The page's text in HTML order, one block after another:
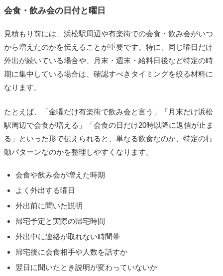
会食・飲み会の日付と曜日
見積もり前には、浜松駅周辺や有楽街での会食・飲み会がいつ
から増えたのかを伝えることが重要です。特に、同じ曜日だけ
外出が続いている場合や、月末・週末・給料日後など特定の時
期に集中している場合は、確認すべきタイミングを絞る材料に
なります。
たとえば、「金曜だけ有楽街で飲み会と言う」「月末だけ浜松
駅周辺で会食が増える」「会食の日だけ20時以降に返信が止ま
る」といった形で伝えられると、単なる飲食なのか、特定の行
動パターンなのかを整理しやすくなります。
会食や飲み会が増えた時期
よく外出する曜日
外出前に聞いた説明
帰宅予定と実際の帰宅時間
外出中に連絡が取れない時間帯
帰宅後に会食相手や人数を話すか
翌日に聞いたとき説明が変わっていないか